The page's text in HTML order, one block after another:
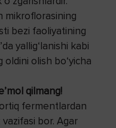
mikroflorasining
bezi faoliyatining
yallig‘lanishi kabi
oldini olish bo‘yicha
qilmang!
fermentlardan
bor. Agar